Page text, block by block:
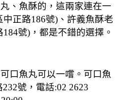
、魚酥的，這兩家連在一
正路186號)、許義魚酥老
號)，都是不錯的選擇。
口魚丸可以一嚐。可口魚
號，電話:02 2623